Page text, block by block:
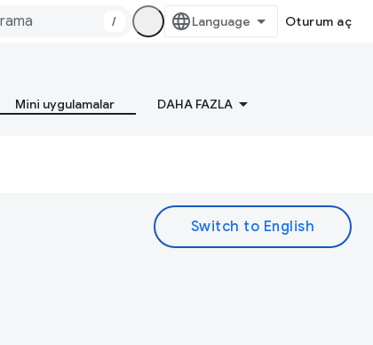
/ Oturum aç
Mini uygulamalar DAHA FAZLA